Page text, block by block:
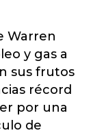
Warren
y gas a
sus frutos
récord
por una
de